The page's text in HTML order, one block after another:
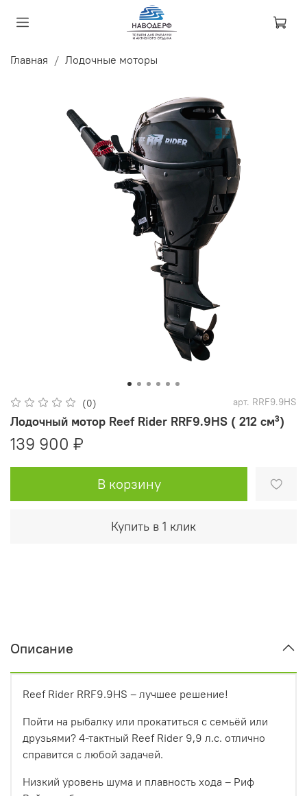
Главная Лодочные моторы
(0) арт. RRF9.9HS
Лодочный мотор Reef Rider RRF9.9HS ( 212 см³)
139 900 ₽
В корзину
Купить в 1 клик
Описание
Reef Rider RRF9.9HS – лучшее решение!
Пойти на рыбалку или прокатиться с семьёй или
друзьями? 4-тактный Reef Rider 9,9 л.с. отлично
справится с любой задачей.
Низкий уровень шума и плавность хода – Риф